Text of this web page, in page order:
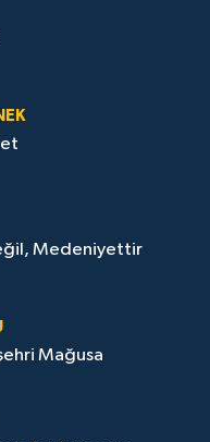
Medeniyettir
Mağusa